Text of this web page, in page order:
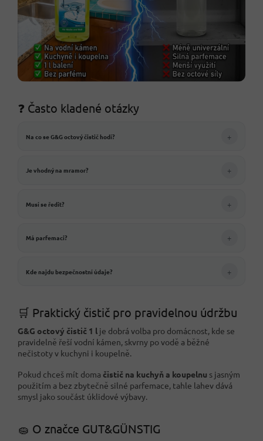
❓ Často kladené otázky
Na co se G&G octový čistič hodí? +
Je vhodný na mramor? +
Musí se ředit? +
Má parfemaci? +
Kde najdu bezpečnostní údaje? +
🛒 Praktický čistič pro pravidelnou údržbu
G&G octový čistič 1 l je dobrá volba pro domácnost, kde se
pravidelně řeší vodní kámen, skvrny po vodě a běžné
nečistoty v kuchyni i koupelně.
Pokud chceš mít doma čistič na kuchyň a koupelnu s jasným
použitím a bez zbytečně silné parfemace, tahle lahev dává
smysl jako součást úklidové výbavy.
🧽 O značce GUT&GÜNSTIG